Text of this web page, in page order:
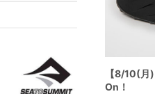
【8/10(
On！